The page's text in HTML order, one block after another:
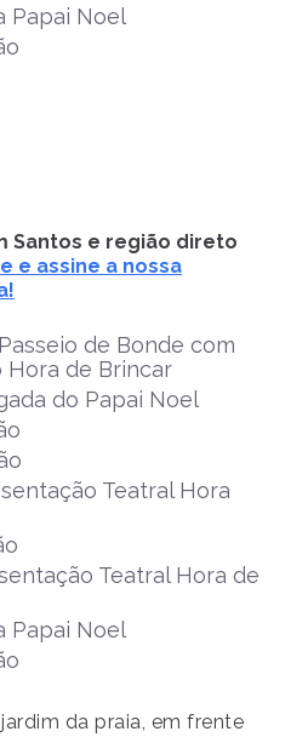
Papai Noel
Santos e região direto
e assine a nossa
de Bonde com
Hora de Brincar
do Papai Noel
Teatral Hora
Teatral Hora de
Papai Noel
da praia, em frente